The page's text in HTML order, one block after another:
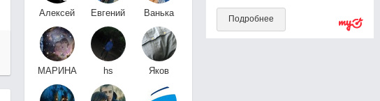
Подробнее
Алексей
Евгений
Ванька
МАРИНА
hs
Яков